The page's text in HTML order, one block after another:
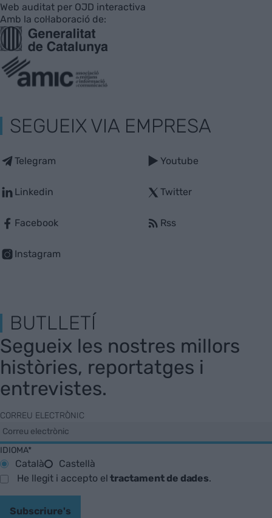
Web auditat per OJD interactiva
Amb la col·laboració de:
SEGUEIX VIA EMPRESA
Telegram
Linkedin
Facebook
Instagram
Youtube
Twitter
Rss
BUTLLETÍ
Segueix les nostres millors
històries, reportatges i
entrevistes.
CORREU ELECTRÒNIC
IDIOMA*
Català
Castellà
He llegit i accepto eltractament de dades.
Subscriure's